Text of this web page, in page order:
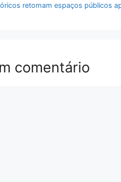
retomam espaços públicos
comentário